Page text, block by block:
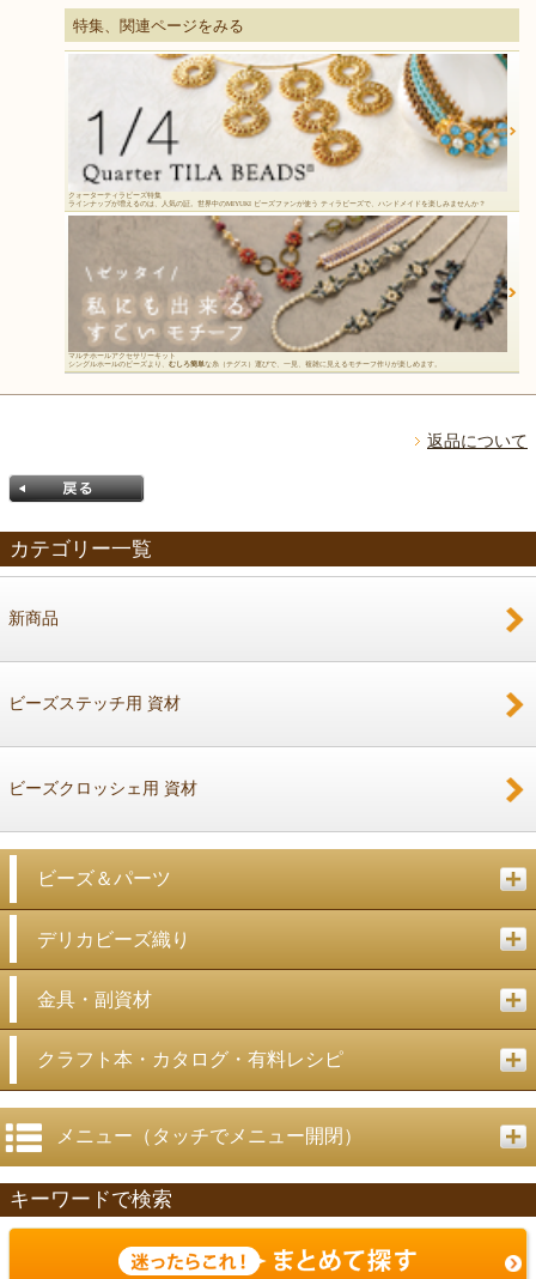
特集、関連ページをみる
クォーターティラビーズ特集
ラインナップが増えるのは、人気の証。世界中のMIYUKI ビーズファンが使う ティラビーズで、ハンドメイドを楽しみませんか？
マルチホールアクセサリーキット
シングルホールのビーズより、 むしろ簡単な糸（テグス）運びで、一見、複雑に見えるモチーフ作りが楽しめます。
返品について
カテゴリー一覧
新商品
ビーズステッチ用 資材
ビーズクロッシェ用 資材
ビーズ＆パーツ
デリカビーズ織り
金具・副資材
クラフト本・カタログ・有料レシピ
メニュー（タッチでメニュー開閉）
キーワードで検索